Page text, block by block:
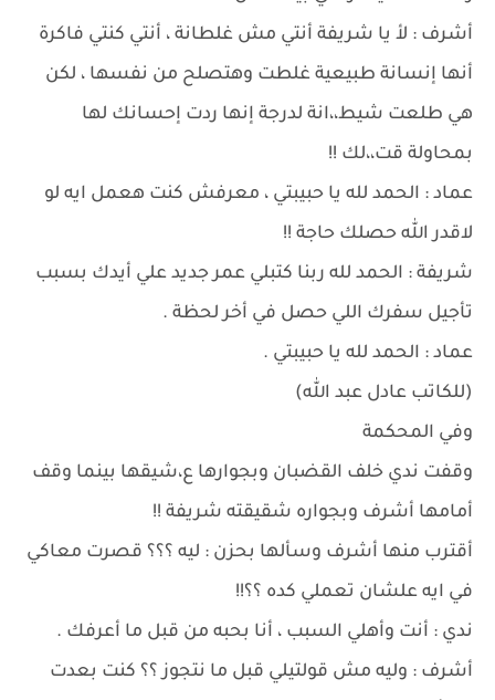
أشرف : لأ يا شريفة أنتي مش غلطانة ، أنتي كنتي فاكرة
أنها إنسانة طبيعية غلطت وهتصلح من نفسها ، لكن
هي طلعت شيط،،انة لدرجة إنها ردت إحسانك لها
بمحاولة قت،،لك !!
عماد : الحمد لله يا حبيبتي ، معرفش كنت هعمل ايه لو
لاقدر الله حصلك حاجة !!
شريفة : الحمد لله ربنا كتبلي عمر جديد علي أيدك بسبب
تأجيل سفرك اللي حصل في أخر لحظة .
عماد : الحمد لله يا حبيبتي .
(للكاتب عادل عبد الله)
وفي المحكمة
وقفت ندي خلف القضبان وبجوارها ع،شيقها بينما وقف
أمامها أشرف وبجواره شقيقته شريفة !!
أقترب منها أشرف وسألها بحزن : ليه ؟؟؟ قصرت معاكي
في ايه علشان تعملي كده ؟؟!!
ندي : أنت وأهلي السبب ، أنا بحبه من قبل ما أعرفك .
أشرف : وليه مش قولتيلي قبل ما نتجوز ؟؟ كنت بعدت